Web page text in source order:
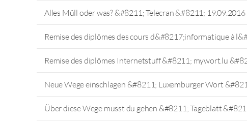
Alles Müll oder was? &#8211; Telecran &#8211; 19.09.2016
Remise des diplômes des cours d&#8217;informatique à
Remise des diplômes Internetstuff &#8211; mywort.lu
Neue Wege einschlagen &#8211; Luxemburger Wort
Über diese Wege musst du gehen &#8211; Tageblatt